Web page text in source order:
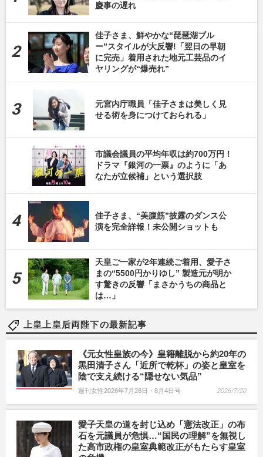
慶事の遅れ
佳子さま、鮮やかな“琵琶湖ブル
ー”スタイルが大反響!「翌日の早朝
に完売」着用された地元工芸品のイ
ヤリングが“爆売れ”
元宮内庁職員「佳子さまは美しく見
せる術を身につけておられる」
市議会議員の平均年収は約700万円！
ドラマ『銀河の一票』のように「あ
なたが立候補」という選択肢
佳子さま、“美腹筋”披露のダンス公
演を完全詳報！未公開ショットも
天皇ご一家が2年連続ご着用、愛子さ
まの“5500円かりゆし” 製造元が明か
す驚きの反響「まさかうちの商品と
は…」
上皇上皇后両陛下の最新記事
《元女性皇族の今》皇籍離脱から約20年の
黒田清子さん「近所で乾杯」の姿と皇室を
陰で支え続ける“隠せない気品”
週刊女性2026年7月28日・8月4日号 2026/7/20
愛子天皇の道を封じ込め「憲法改正」の布
石を元議員が危惧…“国民の理解”を無視し
た高市政権の皇室典範改正がもたらす皇室